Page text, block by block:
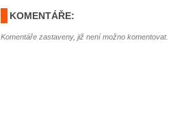
KOMENTÁŘE:
Komentáře zastaveny, již není možno komentovat.